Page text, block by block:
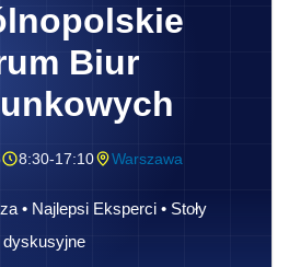
Biur
8:30-17:10 Warszawa
• Najlepsi Eksperci • Stoły
dyskusyjne